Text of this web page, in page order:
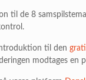
til de 8
til den
modtages en